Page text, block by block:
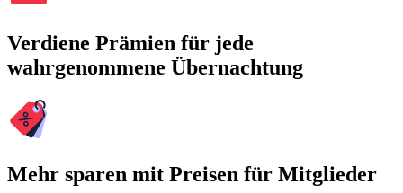
Verdiene Prämien für jede
wahrgenommene Übernachtung
Mehr sparen mit Preisen für Mitglieder